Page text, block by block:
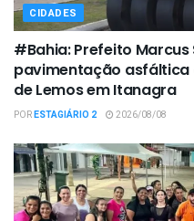
CIDADES
#Bahia: Prefeito
pavimentação asfáltica
de Lemos em Itanagra
PORESTAGIÁRIO 2 2026/08/08